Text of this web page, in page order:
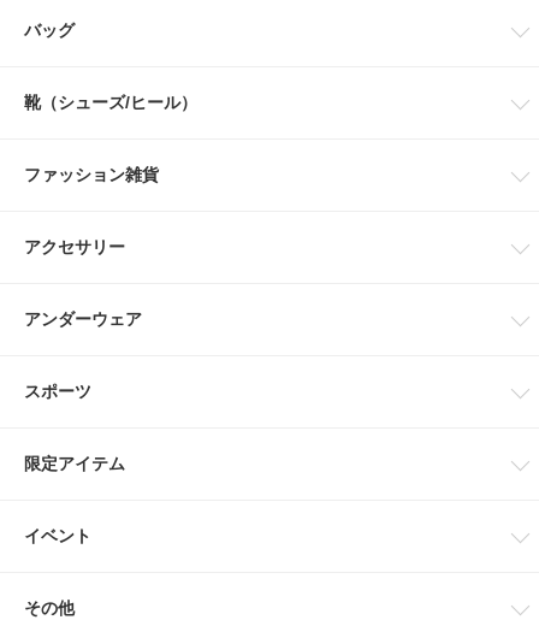
バッグ
靴（シューズ/ヒール）
ファッション雑貨
アクセサリー
アンダーウェア
スポーツ
限定アイテム
イベント
その他